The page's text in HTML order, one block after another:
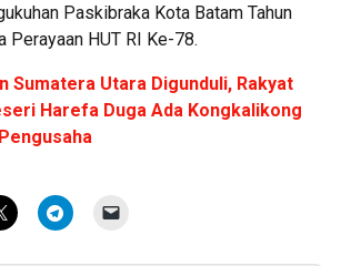
Paskibraka Kota Batam Tahun
Perayaan HUT RI Ke-78.
Sumatera Utara Digunduli, Rakyat
Harefa Duga Ada Kongkalikong